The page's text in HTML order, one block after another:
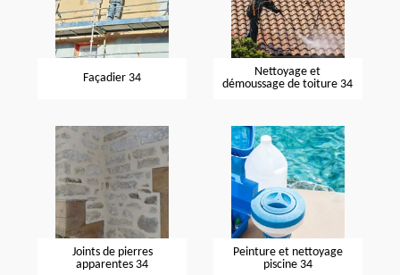
Façadier 34
Nettoyage et
démoussage de toiture 34
Joints de pierres
apparentes 34
Peinture et nettoyage
piscine 34